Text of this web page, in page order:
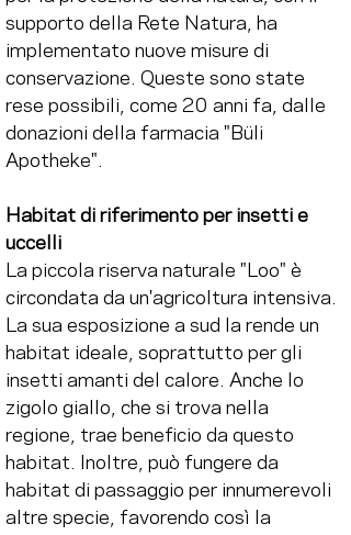
supporto della Rete Natura, ha
implementato nuove misure di
conservazione. Queste sono state
rese possibili, come 20 anni fa, dalle
donazioni della farmacia "Büli
Apotheke".
Habitat di riferimento per insetti e
uccelli
La piccola riserva naturale "Loo" è
circondata da un'agricoltura intensiva.
La sua esposizione a sud la rende un
habitat ideale, soprattutto per gli
insetti amanti del calore. Anche lo
zigolo giallo, che si trova nella
regione, trae beneficio da questo
habitat. Inoltre, può fungere da
habitat di passaggio per innumerevoli
altre specie, favorendo così la